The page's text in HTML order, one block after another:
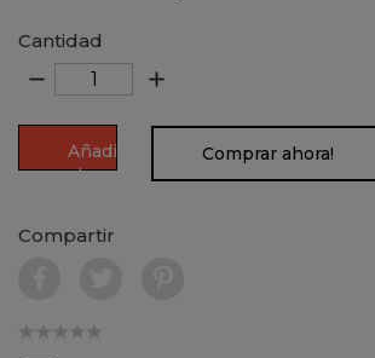
Cantidad
remove add
Añadir
al
Comprar ahora!
Compartir